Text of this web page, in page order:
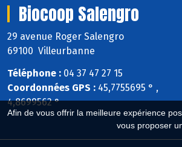
Afin de vous offrir la meilleure expérience
vous proposer
Biocoop Salengro
29 avenue Roger Salengro
69100 Villeurbanne
Téléphone : 04 37 47 27 15
Coordonnées GPS : 45,7755695 ° ,
4,8699562 °